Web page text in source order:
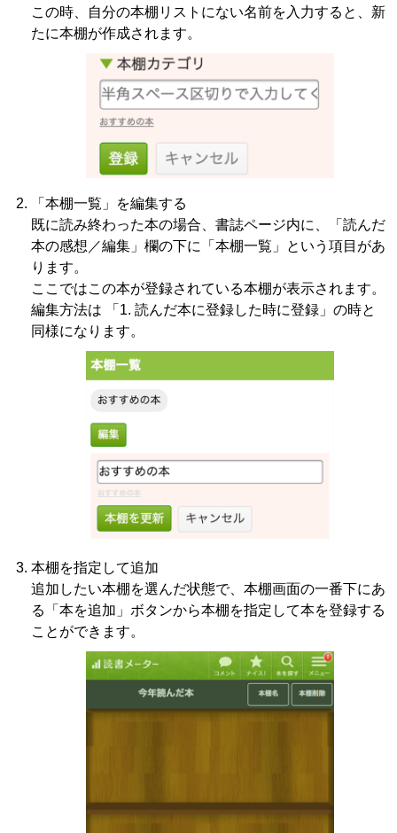
この時、自分の本棚リストにない名前を入力すると、新
たに本棚が作成されます。
「本棚一覧」を編集する
既に読み終わった本の場合、書誌ページ内に、「読んだ
本の感想／編集」欄の下に「本棚一覧」という項目があ
ります。
ここではこの本が登録されている本棚が表示されます。
編集方法は 「1. 読んだ本に登録した時に登録」の時と
同様になります。
本棚を指定して追加
追加したい本棚を選んだ状態で、本棚画面の一番下にあ
る「本を追加」ボタンから本棚を指定して本を登録する
ことができます。